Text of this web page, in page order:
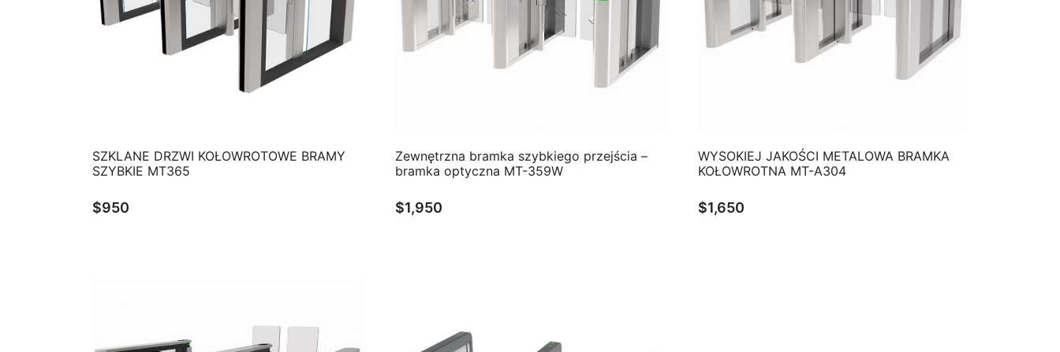
SZKLANE DRZWI KOŁOWROTOWE BRAMY
SZYBKIE MT365
$950
Zewnętrzna bramka szybkiego przejścia –
bramka optyczna MT-359W
$1,950
QUICK VIEW
WYSOKIEJ JAKOŚCI METALOWA BRAMKA
KOŁOWROTNA MT-A304
$1,650